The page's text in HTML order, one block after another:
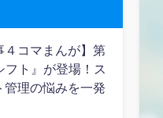
４コマまんが】第
フト』が登場！ス
管理の悩みを一発